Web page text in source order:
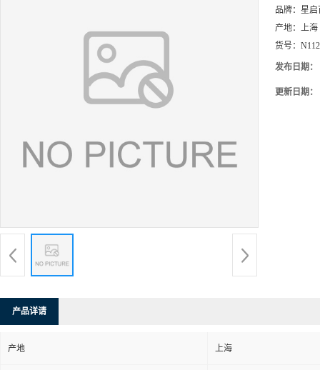
品牌： 星启
产地： 上海
货号：
发布日期：
更新日期：
产品详请
产地 上海